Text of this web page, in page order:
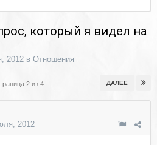
который я видел на
2012 в Отношения
ДАЛЕЕ
2 из 4
2012